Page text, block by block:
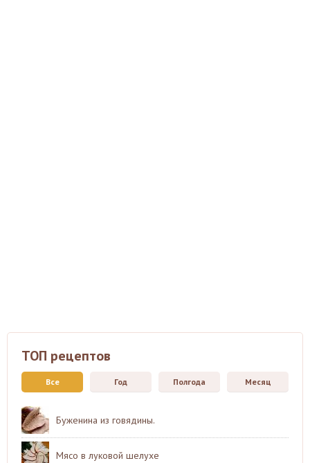
ТОП рецептов
Все Год Полгода Месяц
Буженина из говядины.
Мясо в луковой шелухе